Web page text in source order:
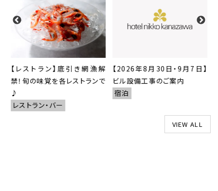
【レストラン】底引き網漁解
禁！旬の味覚を各レストランで
♪
レストラン・バー
【2026年8月30日・9月7日】
ビル設備工事のご案内
宿泊
VIEW ALL